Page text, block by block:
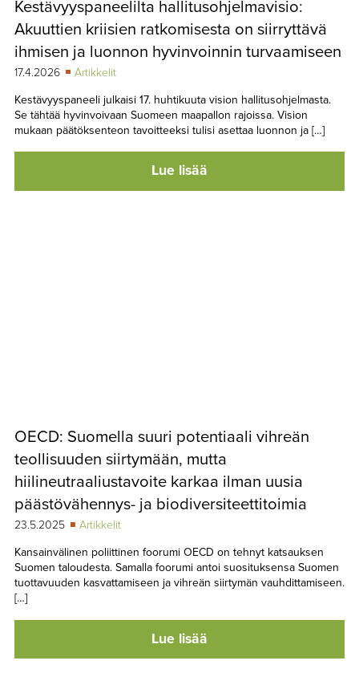
TAPAHTUMAT
YHTEYSTIEDOT
Kestävyyspaneelilta hallitusohjelmavisio:
Akuuttien kriisien ratkomisesta on siirryttävä
ihmisen ja luonnon hyvinvoinnin turvaamiseen
17.4.2026
Artikkelit
Kestävyyspaneeli julkaisi 17. huhtikuuta vision hallitusohjelmasta.
Se tähtää hyvinvoivaan Suomeen maapallon rajoissa. Vision
mukaan päätöksenteon tavoitteeksi tulisi asettaa luonnon ja […]
Lue lisää
OECD: Suomella suuri potentiaali vihreän
teollisuuden siirtymään, mutta
hiilineutraaliustavoite karkaa ilman uusia
päästövähennys- ja biodiversiteettitoimia
23.5.2025
Artikkelit
Kansainvälinen poliittinen foorumi OECD on tehnyt katsauksen
Suomen taloudesta. Samalla foorumi antoi suosituksensa Suomen
tuottavuuden kasvattamiseen ja vihreän siirtymän vauhdittamiseen.
[…]
Lue lisää